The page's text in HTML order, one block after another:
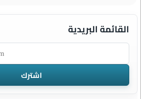
القائمة البريدية